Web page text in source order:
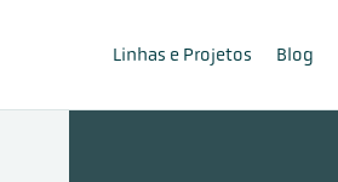
Linhas e Projetos Blog